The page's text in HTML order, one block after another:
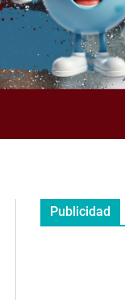
Publicidad